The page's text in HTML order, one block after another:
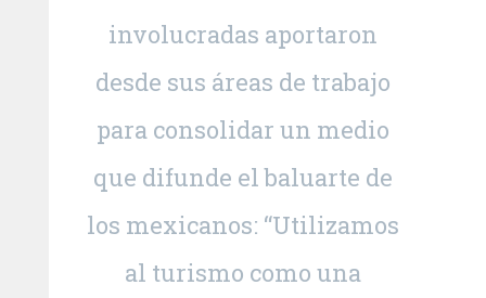
involucradas aportaron
desde sus áreas de trabajo
para consolidar un medio
que difunde el baluarte de
los mexicanos: “Utilizamos
al turismo como una